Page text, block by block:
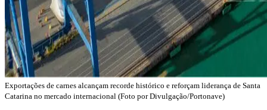
Exportações de carnes alcançam recorde histórico e reforçam liderança de Santa
Catarina no mercado internacional (Foto por Divulgação/Portonave)